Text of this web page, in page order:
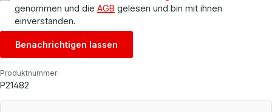
genommen und die AGB gelesen und bin mit ihnen
einverstanden.
Benachrichtigen lassen
Produktnummer:
P21482